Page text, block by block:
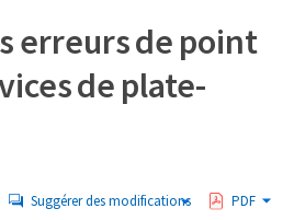
erreurs de point
de plate-
Suggérer des modifications PDF